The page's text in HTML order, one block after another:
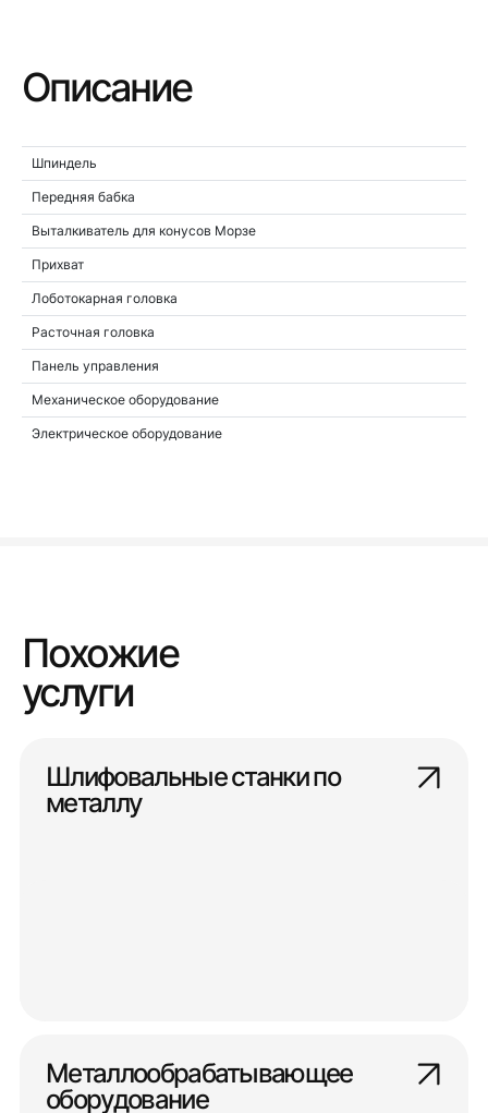
Описание
Шпиндель
Передняя бабка
Выталкиватель для конусов Морзе
Прихват
Лоботокарная головка
Расточная головка
Панель управления
Механическое оборудование
Электрическое оборудование
Похожие
услуги
Шлифовальные станки по
металлу
Металлообрабатывающее
оборудование